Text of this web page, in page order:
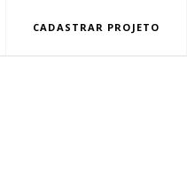
CADASTRAR PROJETO